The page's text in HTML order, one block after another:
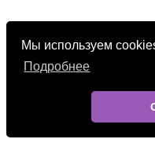
Мы используем
Подробнее